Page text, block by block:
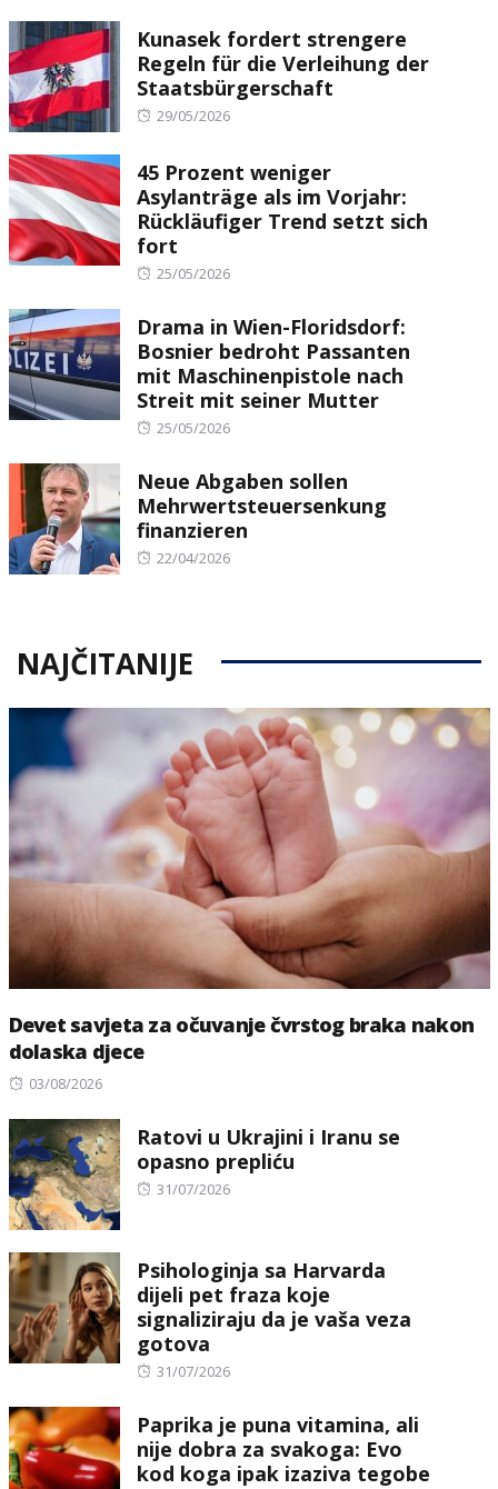
Kunasek fordert strengere
Regeln für die Verleihung der
Staatsbürgerschaft
Posted
29/05/2026
45 Prozent weniger
Asylanträge als im Vorjahr:
Rückläufiger Trend setzt sich
fort
Posted
25/05/2026
Drama in Wien-Floridsdorf:
Bosnier bedroht Passanten
mit Maschinenpistole nach
Streit mit seiner Mutter
Posted
25/05/2026
Neue Abgaben sollen
Mehrwertsteuersenkung
finanzieren
Posted
22/04/2026
NAJČITANIJE
Devet savjeta za očuvanje čvrstog braka nakon
dolaska djece
Posted
03/08/2026
Ratovi u Ukrajini i Iranu se
opasno prepliću
Posted
31/07/2026
Psihologinja sa Harvarda
dijeli pet fraza koje
signaliziraju da je vaša veza
gotova
Posted
31/07/2026
Paprika je puna vitamina, ali
nije dobra za svakoga: Evo
kod koga ipak izaziva tegobe